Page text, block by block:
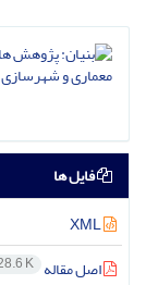
فایل ها
اصل مقاله K